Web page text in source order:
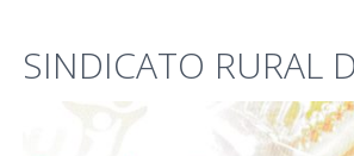
SINDICATO RURAL